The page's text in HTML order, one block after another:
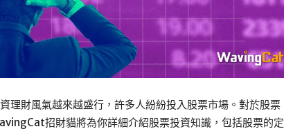
理財風氣越來越盛行，許多人紛紛投入股票市場。對於股票
招財貓將為你詳細介紹股票投資知識，包括股票的定